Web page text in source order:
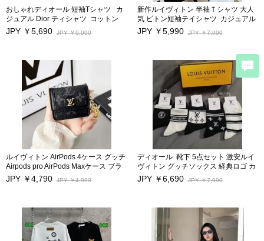
おしゃれディオール 短袖Tシャツ カ
ジュアル Dior ティシャツ コットン
製 男女兼用
JPY ￥5,690 JPY ￥9,990
新作ルイヴィトン 半袖Ｔシャツ 大人
気 ビトン短袖テイシャツ カジュアル
男女兼用
JPY ￥5,990 JPY ￥7,990
ルイヴィトン AirPods 4ケース グッチ
Airpods pro AirPods Maxケース ブラ
ンド AIRPODS 3収納ケース モノグラ
ム LV エアーポッズプロ airpods pro
JPY ￥4,790 JPY ￥4,990
ディオール 靴下 5点セット 激安ルイ
ヴィトン グッチソックス 経典ロゴ カ
ジュアル 大人気 カップル
JPY ￥6,690 JPY ￥7,990